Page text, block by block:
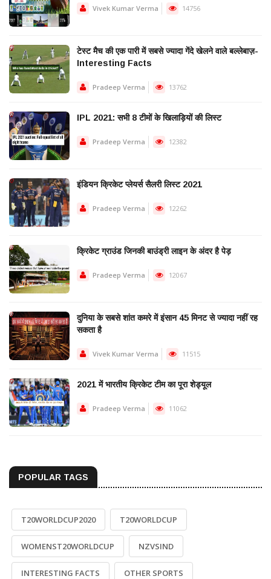
Vivek Kumar Verma 14756
टेस्ट मैच की एक पारी में सबसे ज्यादा गेंदे खेलने वाले बल्लेबाज़-
Interesting Facts
Pradeep Verma 13762
IPL 2021: सभी 8 टीमों के खिलाड़ियों की लिस्ट
Pradeep Verma 12382
इंडियन क्रिकेट प्लेयर्स सैलरी लिस्ट 2021
Pradeep Verma 12262
क्रिकेट ग्राउंड जिनकी बाउंड्री लाइन के अंदर है पेड़
Pradeep Verma 12067
दुनिया के सबसे शांत कमरे में इंसान 45 मिनट से ज्यादा नहीं रह
सकता है
Vivek Kumar Verma 11515
2021 में भारतीय क्रिकेट टीम का पूरा शेड्यूल
Pradeep Verma 11062
POPULAR TAGS
T20WORLDCUP2020 T20WORLDCUP
WOMENST20WORLDCUP NZVSIND
INTERESTING FACTS OTHER SPORTS